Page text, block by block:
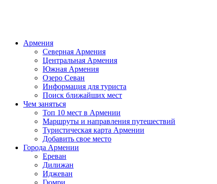
Армения
Северная Армения
Центральная Армения
Южная Армения
Озеро Севан
Информация для туриста
Поиск ближайших мест
Чем заняться
Топ 10 мест в Армении
Маршруты и направления путешествий
Туристическая карта Армении
Добавить свое место
Города Армении
Ереван
Дилижан
Иджеван
Гюмри